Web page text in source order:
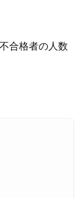
合格者の人数